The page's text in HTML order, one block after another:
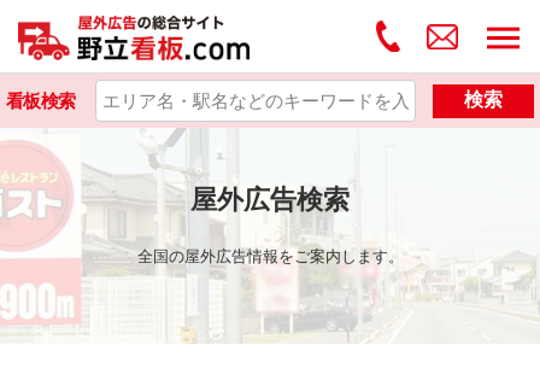
看板検索 検索
屋外広告検索
全国の屋外広告情報をご案内します。